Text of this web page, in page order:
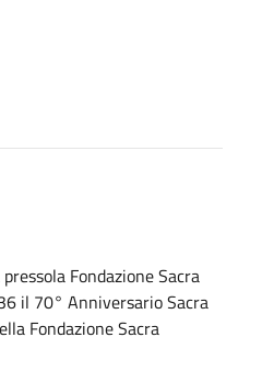
Fondazione Sacra
il 70° Anniversario Sacra
Fondazione Sacra